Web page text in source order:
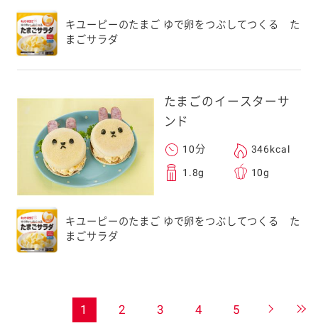
キユーピーのたまご ゆで卵をつぶしてつくる た
まごサラダ
たまごのイースターサ
ンド
10分 346kcal
1.8g 10g
キユーピーのたまご ゆで卵をつぶしてつくる た
まごサラダ
1 2 3 4 5